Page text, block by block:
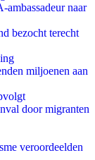
naar
bezocht terecht
miljoenen aan
door migranten
veroordeelden